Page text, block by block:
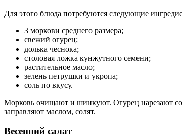
Для этого блюда потребуются следующие
3 моркови среднего размера;
свежий огурец;
долька чеснока;
столовая ложка кунжутного семени;
растительное масло;
зелень петрушки и укропа;
соль по вкусу.
Морковь очищают и шинкуют. Огурец нарезают
заправляют маслом, солят.
Весенний салат